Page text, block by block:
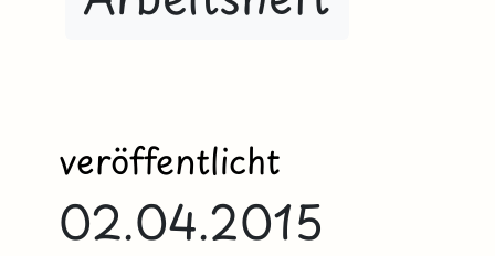
veröffentlicht
02.04.2015